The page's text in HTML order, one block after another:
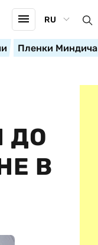
RU
Пленки Миндича
ДО
В